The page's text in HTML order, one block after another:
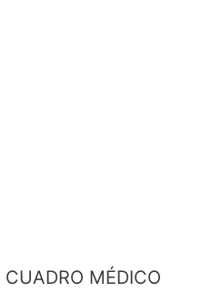
CUADRO MÉDICO